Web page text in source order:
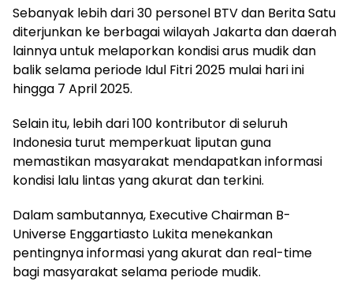
Sebanyak lebih dari 30 personel BTV dan Berita Satu
diterjunkan ke berbagai wilayah Jakarta dan daerah
lainnya untuk melaporkan kondisi arus mudik dan
balik selama periode Idul Fitri 2025 mulai hari ini
hingga 7 April 2025.
Selain itu, lebih dari 100 kontributor di seluruh
Indonesia turut memperkuat liputan guna
memastikan masyarakat mendapatkan informasi
kondisi lalu lintas yang akurat dan terkini.
Dalam sambutannya, Executive Chairman B-
Universe Enggartiasto Lukita menekankan
pentingnya informasi yang akurat dan real-time
bagi masyarakat selama periode mudik.